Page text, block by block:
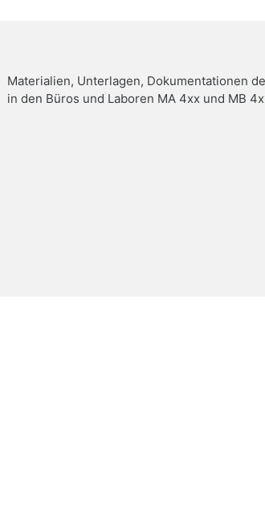
Materialien, Unterlagen, Dokumentationen
in den Büros und Laboren MA 4xx und MB